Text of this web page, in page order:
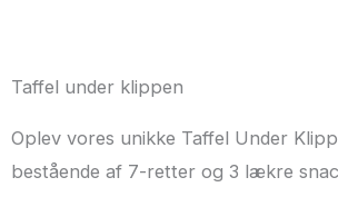
Taffel under klippen
Oplev vores unikke Taffel Under
bestående af 7-retter og 3 lækre